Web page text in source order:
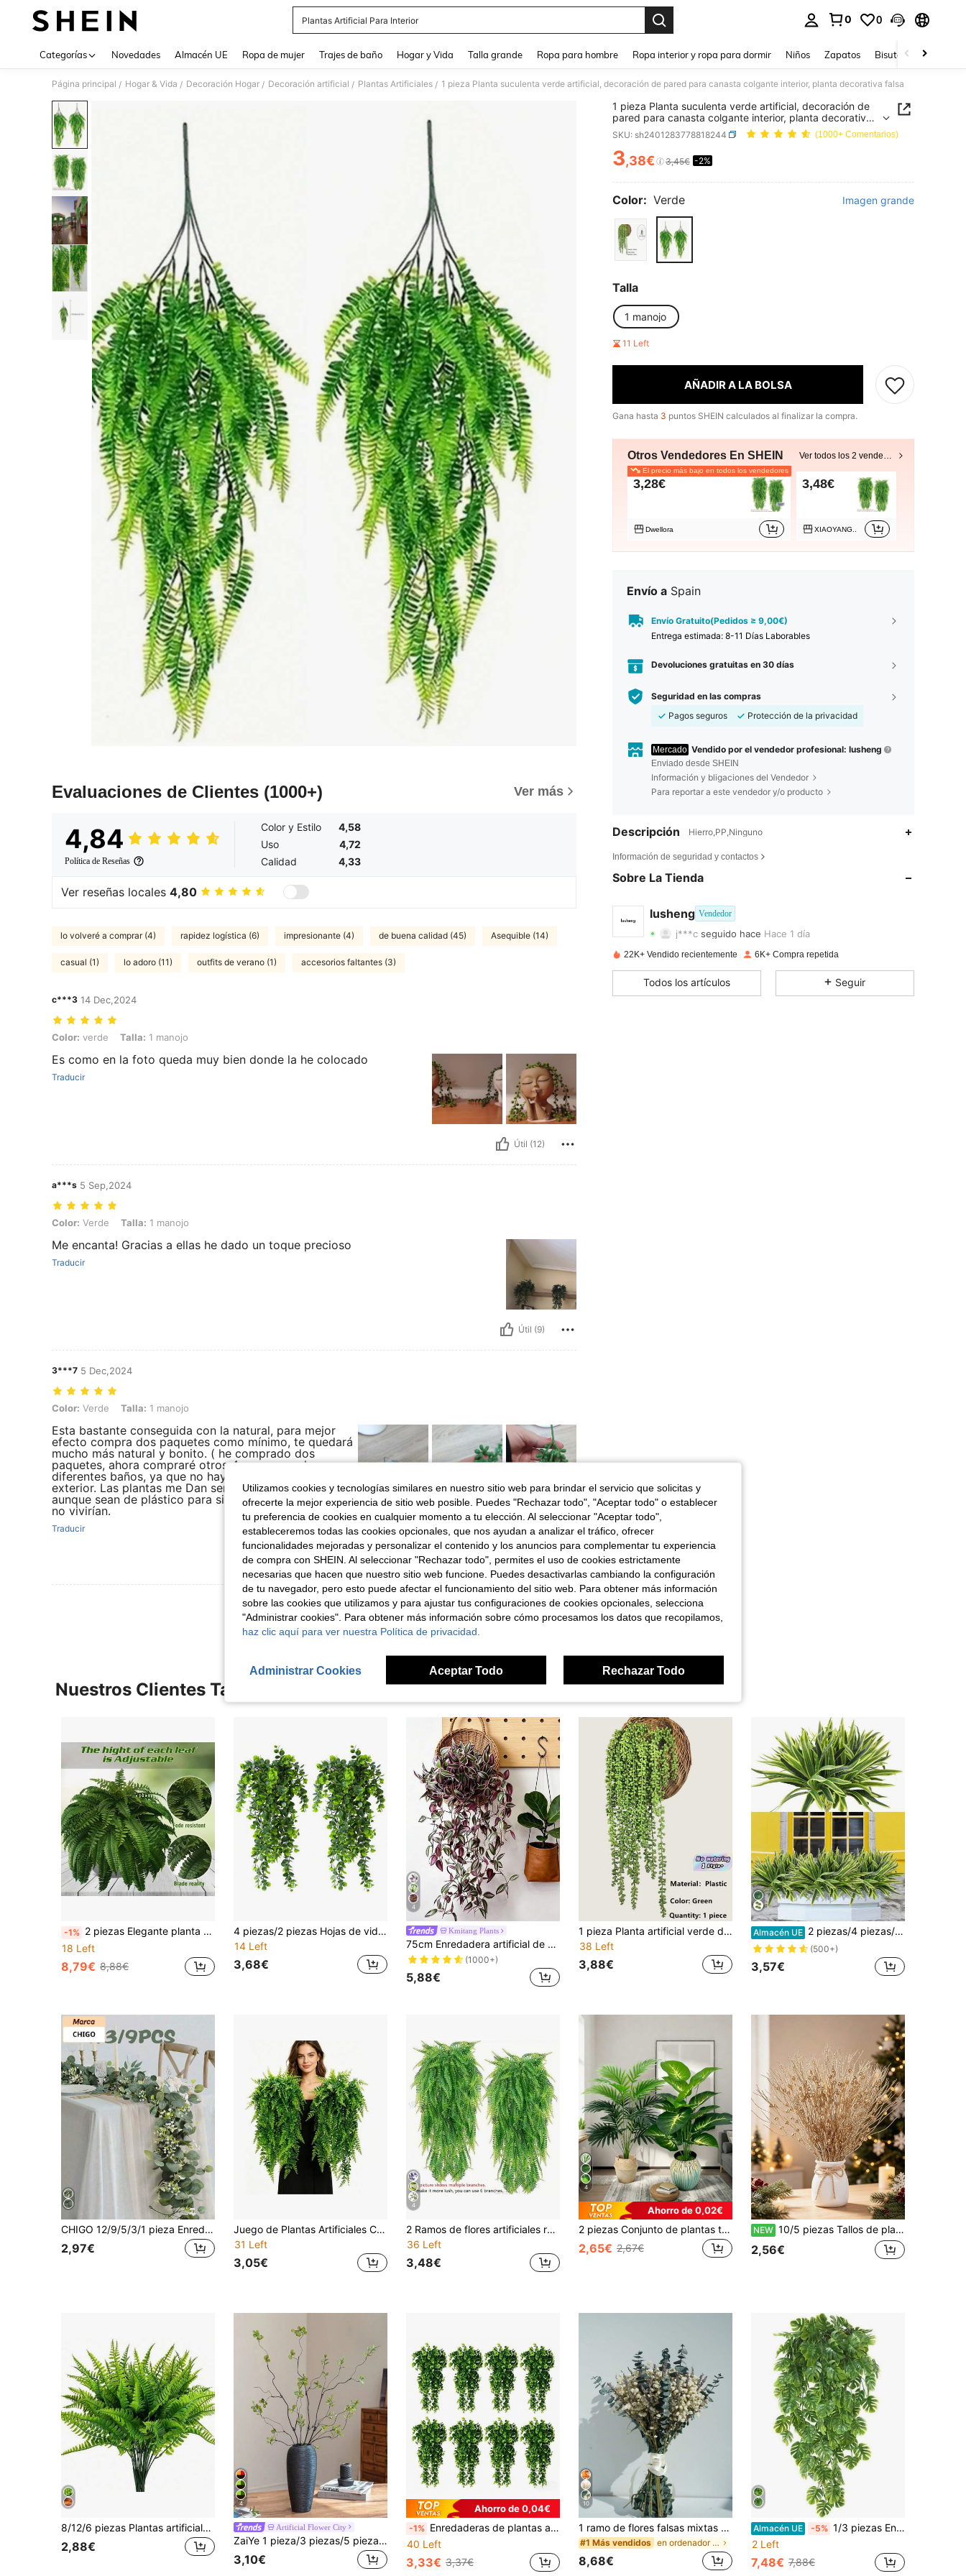
Plantas Artificial Para Interior
0 0
Categorías Novedades Almacén UE Ropa de mujer Trajes de baño Hogar y Vida Talla grande Ropa para hombre Ropa interior y ropa para dormir Niños Zapatos Bisutería Y
Página principal / Hogar & Vida / Decoración Hogar / Decoración artificial / Plantas Artificiales / 1 pieza Planta suculenta verde artificial, decoración de pared para canasta colgante interior, planta decorativa falsa
Evaluaciones de Clientes (1000+) Ver más
4,84
Política de Reseñas
Color y Estilo
4,58
Uso
4,72
Calidad
4,33
Ver reseñas locales 4,80
lo volveré a comprar (4) rapidez logística (6) impresionante (4) de buena calidad (45) Asequible (14)
casual (1) lo adoro (11) outfits de verano (1) accesorios faltantes (3)
c***3 14 Dec,2024
Color: verde, Talla: 1 manojo
Color: verde Talla: 1 manojo
Es como en la foto queda muy bien donde la he colocado
Traducir
Útil (12)
a***s 5 Sep,2024
Color: Verde, Talla: 1 manojo
Color: Verde Talla: 1 manojo
Me encanta! Gracias a ellas he dado un toque precioso
Traducir
Útil (9)
3***7 5 Dec,2024
Color: Verde, Talla: 1 manojo
Color: Verde Talla: 1 manojo
Esta bastante conseguida con la natural, para mejor
efecto compra dos paquetes como mínimo, te quedará
mucho más natural y bonito. ( he comprado dos
paquetes, ahora compraré otros 4, para ponerlo en
diferentes baños, ya que no hay ventanas hacia el
exterior. Las plantas me Dan sensación de hogar,
aunque sean de plástico para sitios que las naturales
no vivirían.
Traducir
Útil (4)
Ver Más Reseñas
1 pieza Planta suculenta verde artificial, decoración de
pared para canasta colgante interior, planta decorativa
falsa
SKU: sh2401283778818244 (1000+ Comentarios)
PRICE AND AVAILABILITY
3,38€ 3,45€ -2%
Color: Verde Imagen grande
Talla
1 manojo
11 Left
AÑADIR A LA BOLSA
Gana hasta 3 puntos SHEIN calculados al finalizar la compra.
Otros Vendedores En SHEIN Ver todos los 2 vendedores
El precio más bajo en todos los vendedores
3,28€
Dwellora
3,48€
XIAOYANG..
Envío a Spain
Envío Gratuito(Pedidos ≥ 9,00€)
Entrega estimada: 8-11 Días Laborables
Devoluciones gratuitas en 30 días
Seguridad en las compras
Pagos seguros
Protección de la privacidad
Mercado Vendido por el vendedor profesional: lusheng
Enviado desde SHEIN
Información y bligaciones del Vendedor
Para reportar a este vendedor y/o producto
Descripción Hierro,PP,Ninguno
Información de seguridad y contactos
Sobre La Tienda
lusheng Vendedor
4,82
4,82 49
j***c seguido hace Hace 1 día
4,82
4,82 49 951
22K+ Vendido recientemente 6K+ Compra repetida
Todos los artículos Seguir
Nuestros Clientes También Vieron
-1% 2 piezas Elegante planta artificial de helecho de Boston - 21 hojas realistas y grandes de follaje artificial para decoración interior y exterior, decoración hogareña compleja, fácil mantenimiento
18 Left
8,79€ 8,88€
4 piezas/2 piezas Hojas de vid de eucalipto artificial, decoración colgante de flores falsas para pared, decoración del hogar/jardín/restaurante con plantas artificiales, planta colgante de fondo verde
14 Left
3,68€
4
Kmitang Plants
75cm Enredadera artificial de hojas, plantas colgantes falsas, hojas de seda, enredaderas envueltas en bambú verde, adecuadas para decoración del hogar, jardín, boda, Día de San Valentín, maceta no incluida, 1 pieza
(1000+)
5,88€
1 pieza Planta artificial verde de 5 ramas, enredadera colgante de lágrimas, follaje falso para cesta, decoración de pared interior para hogar, boda, fiesta, oficina y estantería, sin necesidad de riego, longitud
38 Left
3,88€
Almacén UE 2 piezas/4 piezas/10 piezas de 37 cm/14,57 pulgadas Plantas de helecho verde artificial, tallos falsos resistentes a los rayos UV, hojas de seda, decoración verde colgante para interiores y exteriores, hogar, jardín, porche, maceta
(500+)
3,57€
CHIGO 12/9/5/3/1 pieza Enredadera artificial de eucalipto verde para mesa, realista con flores blancas, enredadera falsa para decoración de boda y fiesta, decoración de pared colgante de vegetación, decoración de fiesta del Día de la Madre, decoración de pared interior/exterior
2,97€
Juego de Plantas Artificiales Colgantes Ultra-Realistas - Helechos Falsos y Hiedra Verde - Decoración de Plástico Resistente a los Rayos UV y de Bajo Mantenimiento para Patio, Porche y Espacios Interiores
31 Left
3,05€
4
2 Ramos de flores artificiales realistas resistentes a los rayos UV, plantas falsas adecuadas para el hogar, pasillo, jardín, patio, mesa de comedor, sala de estar, decoración de bodas y fiestas, flores decorativas artificiales, San Valentín, primavera, enredaderas artificiales, decoración colgante de pared con flores artificiales, flores falsas, decoración de bodas y fiestas con plantas falsas, San Valentín
36 Left
3,48€
4
Ahorro de 0,02€
2 piezas Conjunto de plantas tropicales - Filodendro artificial y hojas de palma de areca, adecuado para decoración del hogar, oficina y jardín - Excelente para bodas, aniversarios y festividades - Uso en interiores/exteriores, sin maceta incluida, decoración para habitaciones, hogar, cocina, bodas
2,65€ 2,67€
NEW 10/5 piezas Tallos de plantas artificiales con purpurina y bayas, flores falsas brillantes para decoración de árbol de Navidad, boda, fiesta, mesa interior del hogar, decoración de dormitorio, regalo de Navidad, accesorios de decoración DIY de enredadera, decoración de plantas de Navidad para árbol de Navidad
2,56€
8/12/6 piezas Plantas artificiales de helecho de Boston, arbustos de follaje resistente a los rayos UV, decoración DIY para el hogar, oficina, jardín, interior y exterior
2,88€
4
Artificial Flower City
ZaiYe 1 pieza/3 piezas/5 piezas/6 piezas/8 piezas/10 piezas Hojas artificiales de Ficus con tallos largos - Ideales para arreglos florales, decoración del hogar y oficina - Se pueden usar como relleno de jarrones y acentos de ramos - Decoración del hogar, decoración de oficina y regalos para el Día de la Madre
3,10€
Ahorro de 0,04€
-1% Enredaderas de plantas artificiales - Plantas colgantes de plástico, resistentes a los rayos UV, plantas artificiales para exteriores, flores falsas, helechos, plantas artificiales de plástico duraderas, decoración del jardín, decoración de bodas, decoración del hogar interior/exterior, embellecimiento del jardín
40 Left
3,33€ 3,37€
10
1 ramo de flores falsas mixtas que incluyen paniculata, eucalipto, lavanda, adecuado para decoración de bodas, centro de mesa, decoración del hogar, arreglo floral DIY, relleno de jarrones, ramo de novia, flores para fiestas
#1 Más vendidos en ordenador personal Flores Artificiales
8,68€
Almacén UE -5% 1/3 piezas Enredadera artificial de Monstera Deliciosa, guirnalda colgante de plástico para decoración de bodas, ramos de novia, decoración de autos, , hogar, restaurante, dormitorio, decoración de jarrones, fiesta de cumpleaños, regalo de Año Nuevo
2 Left
7,48€ 7,88€
Utilizamos cookies y tecnologías similares en nuestro sitio web para brindar el servicio que solicitas y
ofrecerte la mejor experiencia de sitio web posible. Puedes "Rechazar todo", "Aceptar todo" o establecer
tu preferencia de cookies en cualquier momento a tu elección. Al seleccionar "Aceptar todo",
estableceremos todas las cookies opcionales, que nos ayudan a analizar el tráfico, ofrecer
funcionalidades mejoradas y personalizar el contenido y los anuncios para complementar tu experiencia
de compra con SHEIN. Al seleccionar "Rechazar todo", permites el uso de cookies estrictamente
necesarias que hacen que nuestro sitio web funcione. Puedes desactivarlas cambiando la configuración
de tu navegador, pero esto puede afectar el funcionamiento del sitio web. Para obtener más información
sobre las cookies que utilizamos y para ajustar tus configuraciones de cookies opcionales, selecciona
"Administrar cookies". Para obtener más información sobre cómo procesamos los datos que recopilamos,
haz clic aquí para ver nuestra Política de privacidad.
Administrar Cookies Aceptar Todo Rechazar Todo